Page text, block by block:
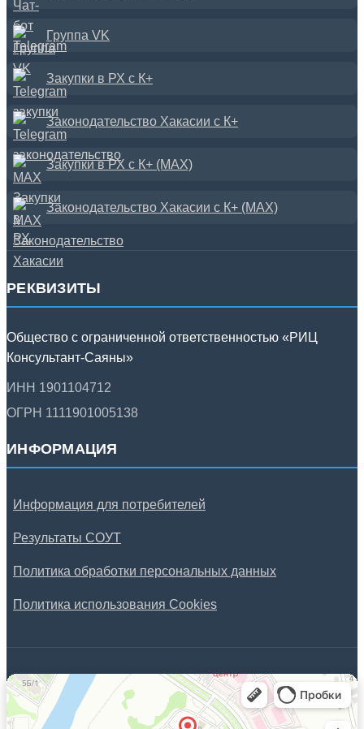
Группа VK
Закупки в РХ с К+
Законодательство Хакасии с К+
Закупки в РХ с К+ (MAX)
Законодательство Хакасии с К+ (MAX)
РЕКВИЗИТЫ
Общество с ограниченной ответственностью «РИЦ
Консультант-Саяны»
ИНН 1901104712
ОГРН 1111901005138
ИНФОРМАЦИЯ
Информация для потребителей
Результаты СОУТ
Политика обработки персональных данных
Политика использования Cookies